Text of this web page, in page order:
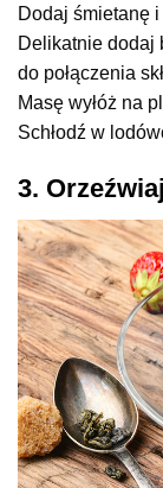
Dodaj śmietanę
Delikatnie dodaj
do połączenia
Masę wyłóż na
Schłodź w
3.